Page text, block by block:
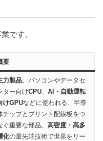
です。
要
力製品。パソコンやデータセ
ター向けCPU 、AI・自動運転
けGPUなどに使われる、半導
チップとプリント配線板をつ
ぐ重要な部品。高密度・高多
化の最先端技術で世界をリー